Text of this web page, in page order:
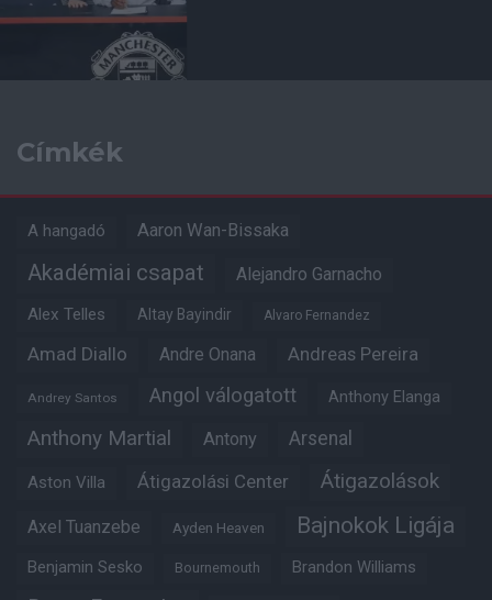
Címkék
A hangadó Aaron Wan-Bissaka
Akadémiai csapat Alejandro Garnacho
Alex Telles Altay Bayindir Alvaro Fernandez
Amad Diallo Andre Onana Andreas Pereira
Andrey Santos Angol válogatott Anthony Elanga
Anthony Martial Antony Arsenal
Aston Villa Átigazolási Center Átigazolások
Axel Tuanzebe Ayden Heaven Bajnokok Ligája
Benjamin Sesko Bournemouth Brandon Williams